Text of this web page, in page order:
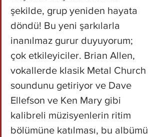
şekilde, grup yeniden hayata
döndü! Bu yeni şarkılarla
inanılmaz gurur duyuyorum;
çok etkileyiciler. Brian Allen,
vokallerde klasik Metal Church
soundunu getiriyor ve Dave
Ellefson ve Ken Mary gibi
kalibreli müzisyenlerin ritim
bölümüne katılması, bu albümü